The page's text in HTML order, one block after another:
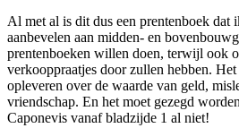
Al met al is dit dus een prentenboek dat
aanbevelen aan midden- en
prentenboeken willen doen, terwijl ook
verkooppraatjes door zullen hebben.
opleveren over de waarde van geld,
vriendschap. En het moet gezegd
Caponevis vanaf bladzijde 1 al niet!